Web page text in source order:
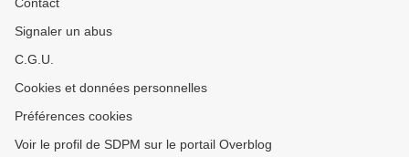
Signaler un abus
C.G.U.
Cookies et données personnelles
Préférences cookies
Voir le profil de SDPM sur le portail Overblog